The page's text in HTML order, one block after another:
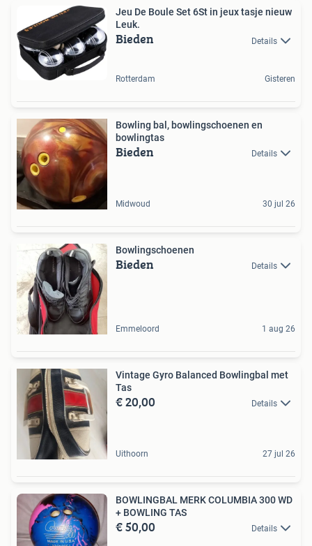
Jeu De Boule Set 6St in jeux tasje nieuw
Leuk.
Bieden Details
Rotterdam Gisteren
Bowling bal, bowlingschoenen en
bowlingtas
Bieden Details
Midwoud 30 jul 26
Bowlingschoenen
Bieden Details
Emmeloord 1 aug 26
Vintage Gyro Balanced Bowlingbal met
Tas
€ 20,00 Details
Uithoorn 27 jul 26
BOWLINGBAL MERK COLUMBIA 300 WD
+ BOWLING TAS
€ 50,00 Details